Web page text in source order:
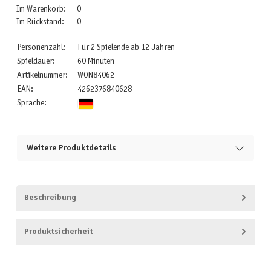
Im Warenkorb:
0
Im Rückstand:
0
Personenzahl:
Für 2 Spielende ab 12 Jahren
Spieldauer:
60 Minuten
Artikelnummer:
WON84062
EAN:
4262376840628
Sprache:
Weitere Produktdetails
Beschreibung
Produktsicherheit